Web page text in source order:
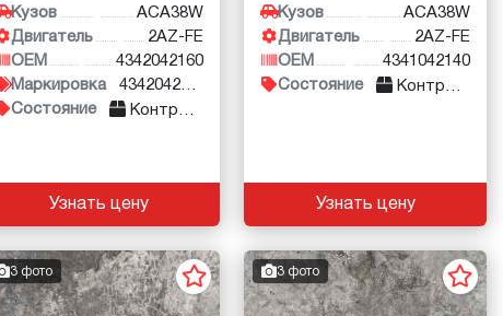
Кузов
ACA38W
Двигатель
2AZ-FE
OEM
4342042160
Маркировка
4342042160
Состояние
Контракт
Узнать цену
Кузов
ACA38W
Двигатель
2AZ-FE
OEM
4341042140
Состояние
Контракт
Узнать цену
3 фото 3 фото